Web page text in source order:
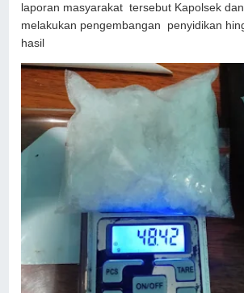
laporan masyarakat tersebut Kapolsek
melakukan pengembangan penyidikan
hasil